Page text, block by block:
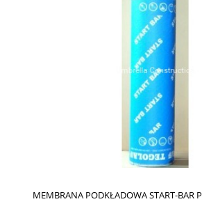
MEMBRANA PODKŁADOWA START-BAR